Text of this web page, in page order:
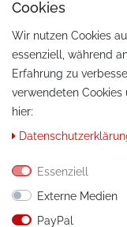
Cookies
Wir nutzen Cookies
essenziell, während
Erfahrung zu
verwendeten Cookies
hier:
Essenziell
Externe Medien
PayPal